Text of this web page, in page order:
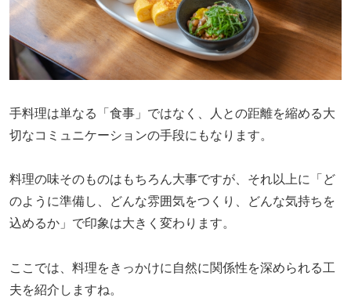
手料理は単なる「食事」ではなく、人との距離を縮める大
切なコミュニケーションの手段にもなります。
料理の味そのものはもちろん大事ですが、それ以上に「ど
のように準備し、どんな雰囲気をつくり、どんな気持ちを
込めるか」で印象は大きく変わります。
ここでは、料理をきっかけに自然に関係性を深められる工
夫を紹介しますね。